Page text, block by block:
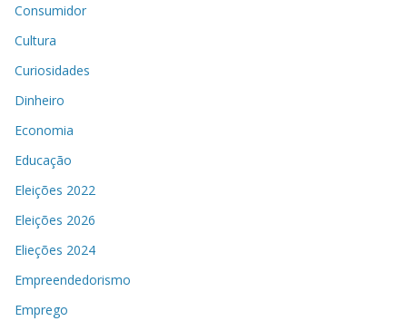
Consumidor
Cultura
Curiosidades
Dinheiro
Economia
Educação
Eleições 2022
Eleições 2026
Elieções 2024
Empreendedorismo
Emprego